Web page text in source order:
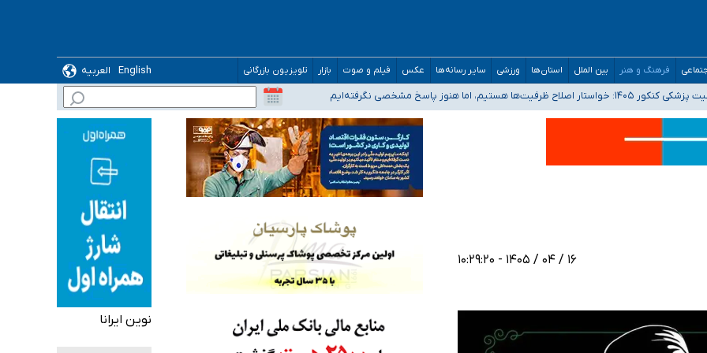
فرهنگ و هنر بین الملل استان‌ها ورزشی سایر رسانه‌ها عکس فیلم و صوت بازار تلویزیون بازرگانی English
العربیه
هزینه‌های سنگین اجتماعی انتشار تصاویر خصوصی برای قربانیان/ سوءاستفاده
اما هنوز پاسخ مشخصی نگرفته‌ایم
عملیات و دکترای تخصصی جغرافیای نظامی دافوس آجا
۱۶ / ۰۴ / ۱۴۰۵ - ۱۰:۲۹:۲۰
نوین ایرانا